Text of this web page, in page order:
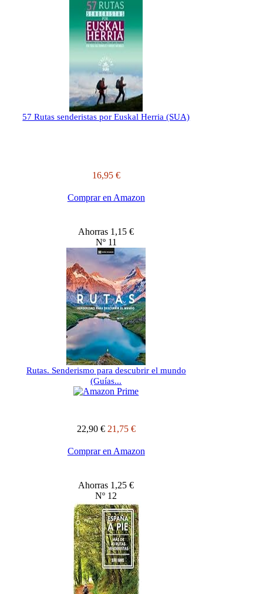
57 Rutas senderistas por Euskal Herria (SUA)
16,95 €
Comprar en Amazon
Ahorras 1,15 €
Nº 11
Rutas. Senderismo para descubrir el mundo
(Guías...
22,90 € 21,75 €
Comprar en Amazon
Ahorras 1,25 €
Nº 12